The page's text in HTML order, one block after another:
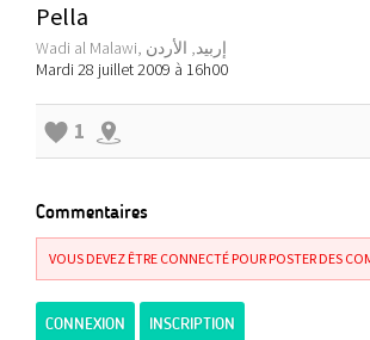
Pella
Wadi al Malawi, إربيد, الأردن
Mardi 28 juillet 2009 à 16h00
1
Commentaires
VOUS DEVEZ ÊTRE CONNECTÉ POUR POSTER DES
CONNEXION INSCRIPTION